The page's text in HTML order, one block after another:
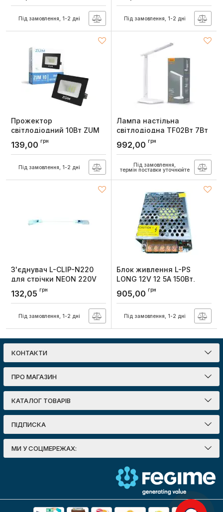
Під замовлення, 1-2 дні
Артикул:
Під замовлення, 1-2 дні
Прожектор
світлодіодний 10Вт ZUM
F02-10 6400K Євросвітло
Артикул:
139,00 грн
Під замовлення, 1-2 дні
Лампа настiльна
свiтлодiодна TF02Вт 7Вт
3000-5500К, Videx
Артикул:
992,00 грн
Під замовлення,
термін поставки уточнюйте
З'єднувач L-CLIP-N220
для стрічки NEON 220V
8x16мм, Lebron
Артикул:
132,05 грн
Під замовлення, 1-2 дні
Блок живлення L-PS
LONG 12V 12 5A 150Вт,
Артикул:
905,00 грн
Під замовлення, 1-2 дні
КОНТАКТИ
ПРО МАГАЗИН
КАТАЛОГ ТОВАРІВ
ПІДПИСКА
МИ У СОЦМЕРЕЖАХ: